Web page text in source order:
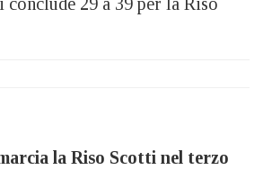
la Riso Scotti nel terzo